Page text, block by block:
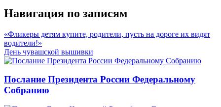
Навигация по записям
«Фликеры детям купите, родители, пусть на дороге их видят
водители!»
День чувашской вышивки
Послание Президента России Федеральному
Собранию